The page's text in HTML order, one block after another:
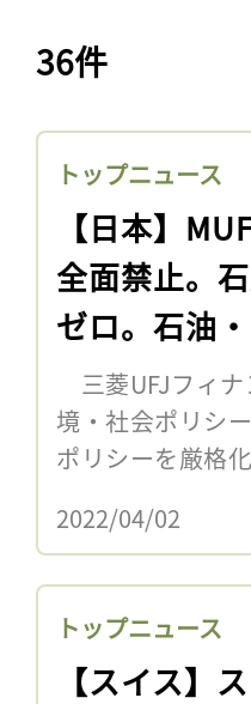
36件
トップニュース
【日本】
全面禁止。
ゼロ。石油
三菱UFJフィナ
境・社会ポリシ
ポリシーを厳格
2022/04/02
トップニュース
【スイス】